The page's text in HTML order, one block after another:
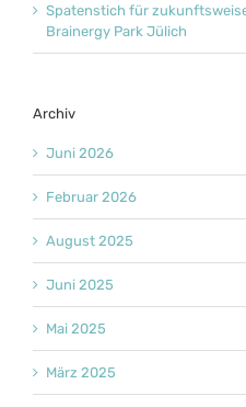
Spatenstich für
Brainergy Park Jülich
Archiv
Juni 2026
Februar 2026
August 2025
Juni 2025
Mai 2025
März 2025